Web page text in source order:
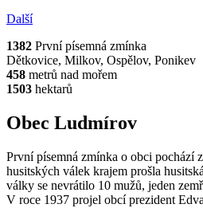
Další
1382 První písemná zmínka
Dětkovice, Milkov, Ospělov, Ponikev
458 metrů nad mořem
1503 hektarů
Obec Ludmírov
První písemná zmínka o obci pochází
husitských válek krajem prošla
války se nevrátilo 10 mužů, jeden
V roce 1937 projel obcí prezident